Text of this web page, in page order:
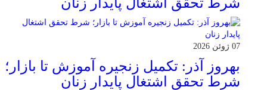
07 ژوئن 2026
بهروز آذر: تکمیل زنجیره آموزش تا بازار؛
شرط تحقق اشتغال پایدار زنان